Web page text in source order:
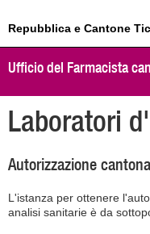
Repubblica e Cantone
Ufficio del Farmacista
Laboratori
Autorizzazione
L'istanza per ottenere
analisi sanitarie è da